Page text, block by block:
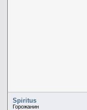
Spiritus
Горожанин